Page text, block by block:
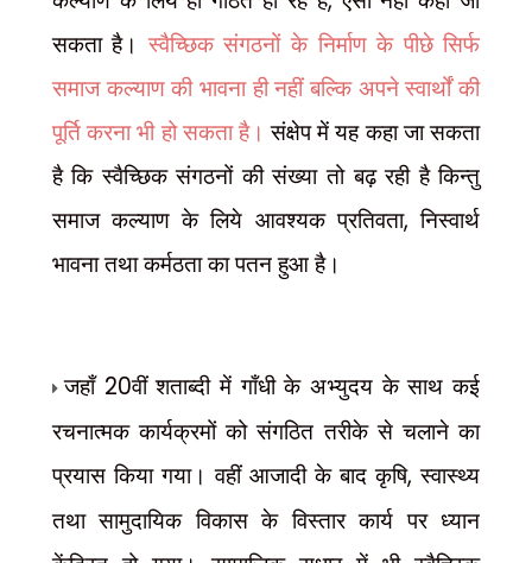
सकता है। स्वैच्छिक संगठनों के निर्माण के पीछे सिर्फ
समाज कल्याण की भावना ही नहीं बल्कि अपने स्वार्थों की
पूर्ति करना भी हो सकता है। संक्षेप में यह कहा जा सकता
है किस्वैच्छिकसंगठनों की संख्या तो बढ़ रही है किन्तु
समाज कल्याण के लिये आवश्यक प्रतिवता,निस्वार्थ
भावना तथा कर्मठता का पतन हुआ है।
जहाँ 20वीं शताब्दी में गाँधी के अभ्युदय के साथ कई
रचनात्मक कार्यक्रमों को संगठित तरीके से चलाने का
प्रयास किया गया। वहीं आजादी के बाद कृषि,स्वास्थ्य
तथा सामुदायिक विकास के विस्तार कार्य पर ध्यान